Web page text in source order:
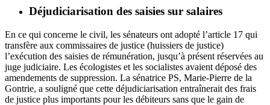
Déjudiciarisation des saisies sur salaires
En ce qui concerne le civil, les sénateurs ont adopté l’article 17 qui
transfère aux commissaires de justice (huissiers de justice)
l’exécution des saisies de rémunération, jusqu’à présent réservées au
juge judiciaire. Les écologistes et les socialistes avaient déposé des
amendements de suppression. La sénatrice PS, Marie-Pierre de la
Gontrie, a souligné que cette déjudiciarisation entraînerait des frais
de justice plus importants pour les débiteurs sans que le gain de